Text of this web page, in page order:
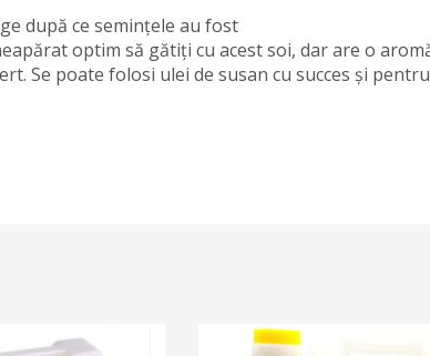
după ce semințele au fost
optim să gătiți cu acest soi, dar are o
Se poate folosi ulei de susan cu succes și pentru